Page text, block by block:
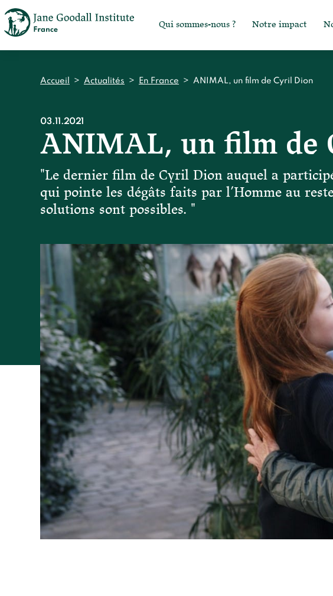
Qui sommes-nous ? Notre impact
Accueil > Actualités > En France > ANIMAL, un film de Cyril Dion
03.11.2021
ANIMAL, un film de
"Le dernier film de Cyril Dion auquel a
qui pointe les dégâts faits par l’Homme au
solutions sont possibles. "